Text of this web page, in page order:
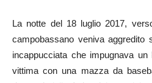
La notte del 18 luglio 2017,
campobassano veniva
incappucciata che impugnava un
vittima con una mazza da